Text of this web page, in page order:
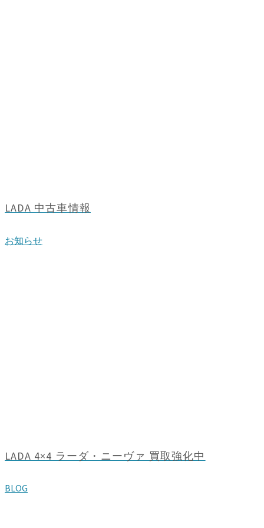
LADA 中古車情報
お知らせ
LADA 4×4 ラーダ・ニーヴァ 買取強化中
BLOG